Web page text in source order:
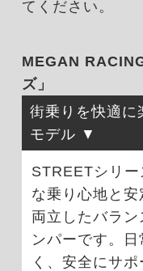
てください。
MEGAN
ズ」
街乗りを快適に
モデル
STREETシリ
な乗り心地と
両立したバラ
ンパーです。
く、安全にサポ